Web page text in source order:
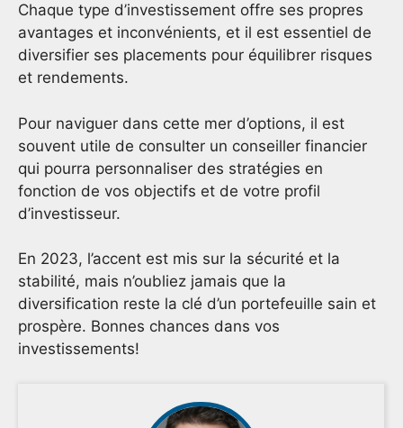
Chaque type d’investissement offre ses propres
avantages et inconvénients, et il est essentiel de
diversifier ses placements pour équilibrer risques
et rendements.
Pour naviguer dans cette mer d’options, il est
souvent utile de consulter un conseiller financier
qui pourra personnaliser des stratégies en
fonction de vos objectifs et de votre profil
d’investisseur.
En 2023, l’accent est mis sur la sécurité et la
stabilité, mais n’oubliez jamais que la
diversification reste la clé d’un portefeuille sain et
prospère. Bonnes chances dans vos
investissements!